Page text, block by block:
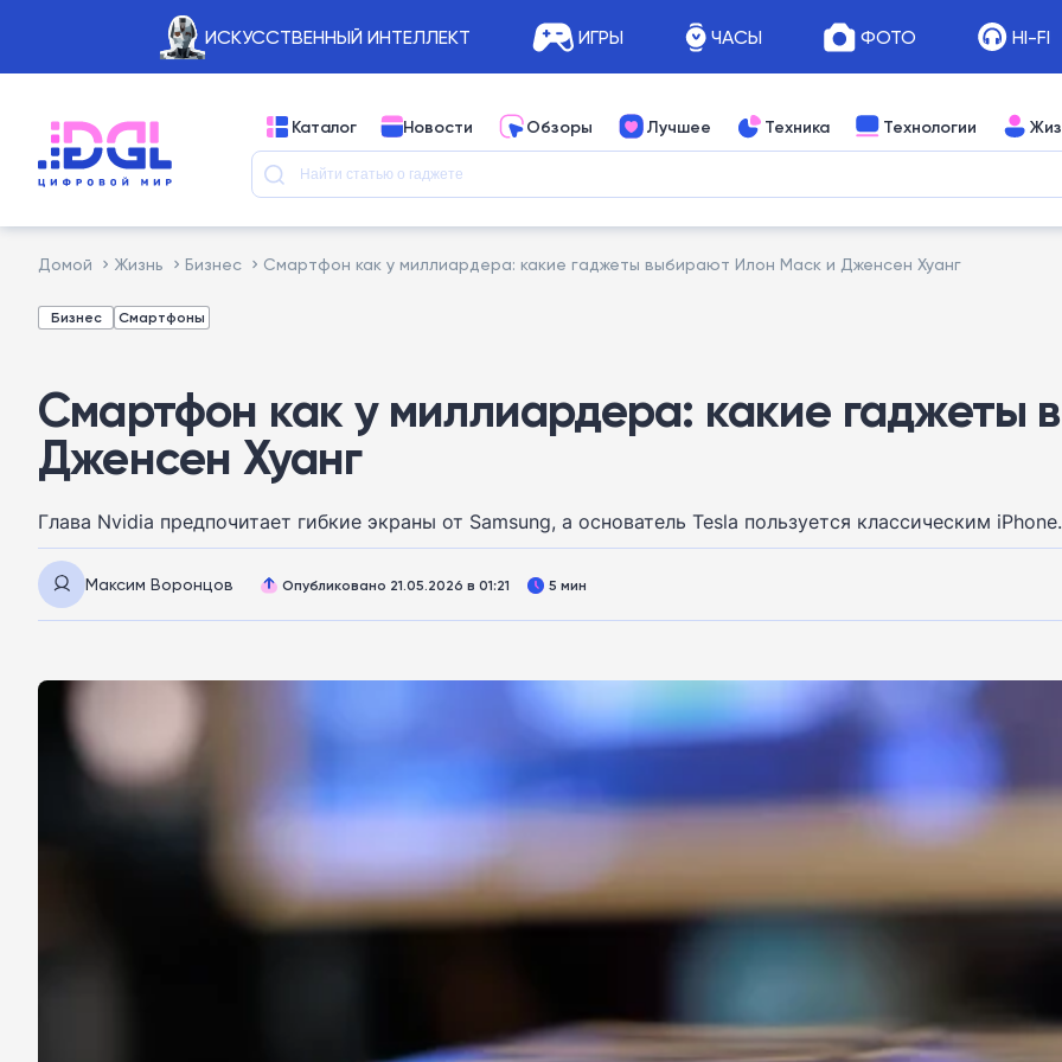
ИСКУССТВЕННЫЙ ИНТЕЛЛЕКТ ИГРЫ ЧАСЫ ФОТО HI-FI
Каталог Новости Обзоры Лучшее Техника Технологии
Домой Жизнь Бизнес Смартфон как у миллиардера: какие гаджеты выбирают Илон Маск и Дженсен Хуанг
Бизнес Смартфоны
Смартфон как у миллиардера: какие
Дженсен Хуанг
Глава Nvidia предпочитает гибкие экраны от Samsung, а основатель Tesla пользуется классическим iPhone.
Максим Воронцов Опубликовано 21.05.2026 в 01:21 5 мин